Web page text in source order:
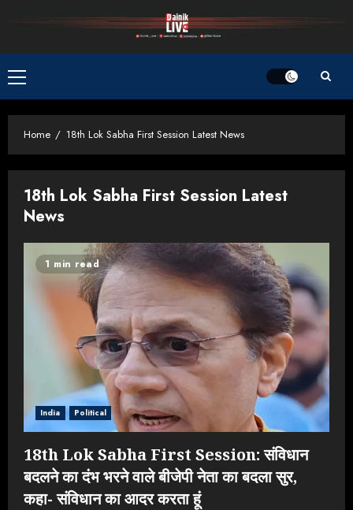
Primary
Menu
Home 18th Lok Sabha First Session Latest News
18th Lok Sabha First Session Latest
News
1 min read
India Political
18th Lok Sabha First Session: संविधान
बदलने का दंभ भरने वाले बीजेपी नेता का बदला सुर,
कहा- संविधान का आदर करता हूं